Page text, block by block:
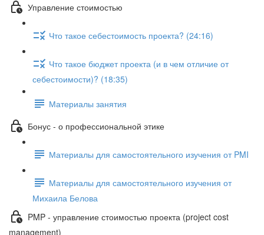
Управление стоимостью
Что такое себестоимость проекта? (24:16)
Что такое бюджет проекта (и в чем отличие от
себестоимости)? (18:35)
Материалы занятия
Бонус - о профессиональной этике
Материалы для самостоятельного изучения от PMI
Материалы для самостоятельного изучения от
Михаила Белова
PMP - управление стоимостью проекта (project cost
management)